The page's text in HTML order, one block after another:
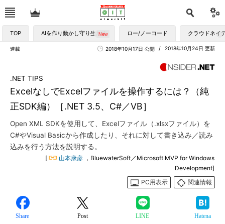
TOP AIを作り動かし守り生かす ロー/ノーコード クラウドネイ
連載 2018年10月24日 更新
2018年10月17日 公開
ExcelなしでExcelファイルを操作するには？（純
正SDK編）［.NET 3.5、C#／VB］
.NET TIPS
Open XML SDKを使用して、Excelファイル（.xlsxファイル）を
C#やVisual Basicから作成したり、それに対して書き込み／読み
込みを行う方法を説明する。
[ 山本康彦 ，BluewaterSoft／Microsoft MVP for Windows
Development]
PC用表示
関連情報
Share Post LINE Hatena